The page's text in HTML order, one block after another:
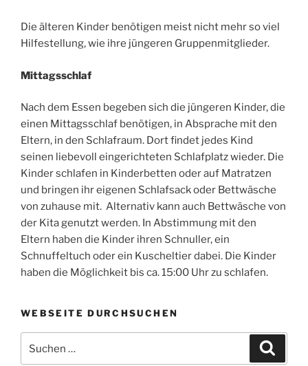
Die älteren Kinder benötigen meist nicht mehr so viel
Hilfestellung, wie ihre jüngeren Gruppenmitglieder.
Mittagsschlaf
Nach dem Essen begeben sich die jüngeren Kinder, die
einen Mittagsschlaf benötigen, in Absprache mit den
Eltern, in den Schlafraum. Dort findet jedes Kind
seinen liebevoll eingerichteten Schlafplatz wieder. Die
Kinder schlafen in Kinderbetten oder auf Matratzen
und bringen ihr eigenen Schlafsack oder Bettwäsche
von zuhause mit. Alternativ kann auch Bettwäsche von
der Kita genutzt werden. In Abstimmung mit den
Eltern haben die Kinder ihren Schnuller, ein
Schnuffeltuch oder ein Kuscheltier dabei. Die Kinder
haben die Möglichkeit bis ca. 15:00 Uhr zu schlafen.
WEBSEITE DURCHSUCHEN
nach: